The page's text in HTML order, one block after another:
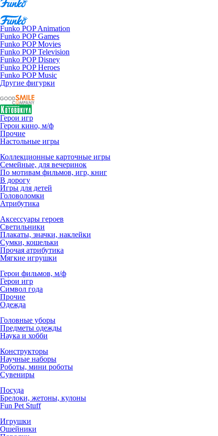
Funko POP Animation
Funko POP Games
Funko POP Movies
Funko POP Television
Funko POP Disney
Funko POP Heroes
Funko POP Music
Другие фигурки
Герои игр
Герои кино, м/ф
Прочие
Настольные игры
Коллекционные карточные игры
Семейные, для вечеринок
По мотивам фильмов, игр, книг
В дорогу
Игры для детей
Головоломки
Атрибутика
Аксессуары героев
Светильники
Плакаты, значки, наклейки
Сумки, кошельки
Прочая атрибутика
Мягкие игрушки
Герои фильмов, м/ф
Герои игр
Символ года
Прочие
Одежда
Головные уборы
Предметы одежды
Наука и хобби
Конструкторы
Научные наборы
Роботы, мини роботы
Сувениры
Посуда
Брелоки, жетоны, кулоны
Fun Pet Stuff
Игрушки
Ошейники